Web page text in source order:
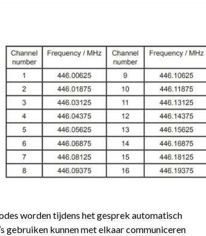
worden tijdens het gesprek automatisch
gebruiken kunnen met elkaar communiceren